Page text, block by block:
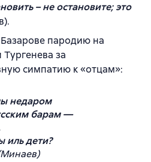
– не остановите; это
пародию на
за
симпатию к «отцам»:
недаром
барам —
иль дети?